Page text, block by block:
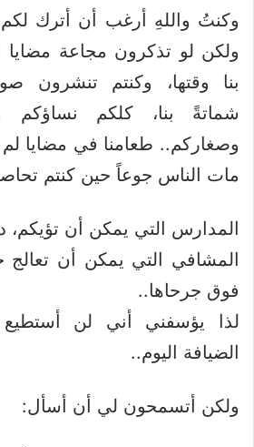
وكنتُ واللهِ أرغب أن أترك لكم
ولكن لو تذكرون مجاعة مضايا
بنا وقتها، وكنتم تنشرون
شماتةً بنا، كلكم نساؤكم
وصغاركم.. طعامنا في مضايا
مات الناس جوعاً حين كنتم
المدارس التي يمكن أن تؤيكم،
المشافي التي يمكن أن تعالج
فوق جرحاها..
لذا يؤسفني أني لن
الضيافة اليوم..
ولكن أتسمحون لي أن أسأل: